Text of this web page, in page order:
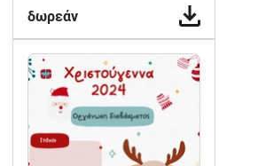
δωρεάν